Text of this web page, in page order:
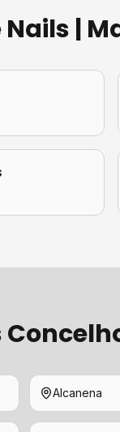
Nails |
Alcanena